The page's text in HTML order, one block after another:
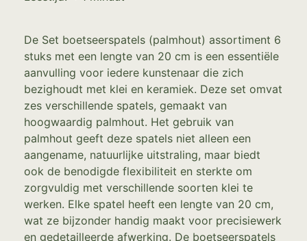
De Set boetseerspatels (palmhout) assortiment 6
stuks met een lengte van 20 cm is een essentiële
aanvulling voor iedere kunstenaar die zich
bezighoudt met klei en keramiek. Deze set omvat
zes verschillende spatels, gemaakt van
hoogwaardig palmhout. Het gebruik van
palmhout geeft deze spatels niet alleen een
aangename, natuurlijke uitstraling, maar biedt
ook de benodigde flexibiliteit en sterkte om
zorgvuldig met verschillende soorten klei te
werken. Elke spatel heeft een lengte van 20 cm,
wat ze bijzonder handig maakt voor precisiewerk
en gedetailleerde afwerking. De boetseerspatels